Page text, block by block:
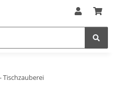
Tischzauberei